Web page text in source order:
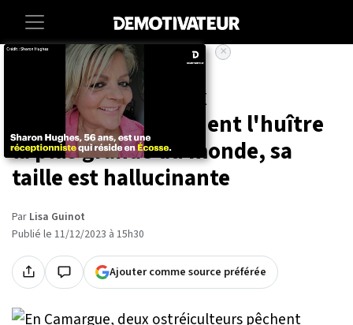
Societe Insolite
En Camargue, deux
ostréiculteurs pêchent l'huître
la plus grande du monde, sa
taille est hallucinante
Par Lisa Guinot
Publié le 11/12/2023 à 15h30
Ajouter comme source préférée
×